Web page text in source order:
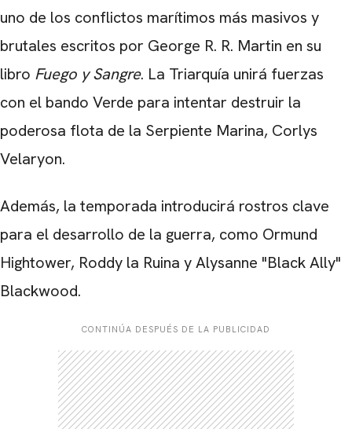
uno de los conflictos marítimos más masivos y
brutales escritos por George R. R. Martin en su
libro Fuego y Sangre. La Triarquía unirá fuerzas
con el bando Verde para intentar destruir la
poderosa flota de la Serpiente Marina, Corlys
Velaryon.
Además, la temporada introducirá rostros clave
para el desarrollo de la guerra, como Ormund
Hightower, Roddy la Ruina y Alysanne "Black Ally"
Blackwood.
CONTINÚA DESPUÉS DE LA PUBLICIDAD